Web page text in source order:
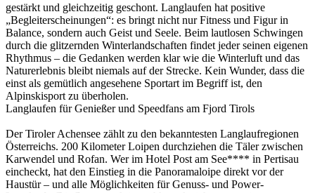
gestärkt und gleichzeitig geschont. Langlaufen hat positive
„Begleiterscheinungen“: es bringt nicht nur Fitness und Figur in
Balance, sondern auch Geist und Seele. Beim lautlosen Schwingen
durch die glitzernden Winterlandschaften findet jeder seinen eigenen
Rhythmus – die Gedanken werden klar wie die Winterluft und das
Naturerlebnis bleibt niemals auf der Strecke. Kein Wunder, dass die
einst als gemütlich angesehene Sportart im Begriff ist, den
Alpinskisport zu überholen.
Langlaufen für Genießer und Speedfans am Fjord Tirols
Der Tiroler Achensee zählt zu den bekanntesten Langlaufregionen
Österreichs. 200 Kilometer Loipen durchziehen die Täler zwischen
Karwendel und Rofan. Wer im Hotel Post am See**** in Pertisau
eincheckt, hat den Einstieg in die Panoramaloipe direkt vor der
Haustür – und alle Möglichkeiten für Genuss- und Power-